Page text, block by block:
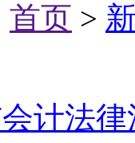
首页 >
计法